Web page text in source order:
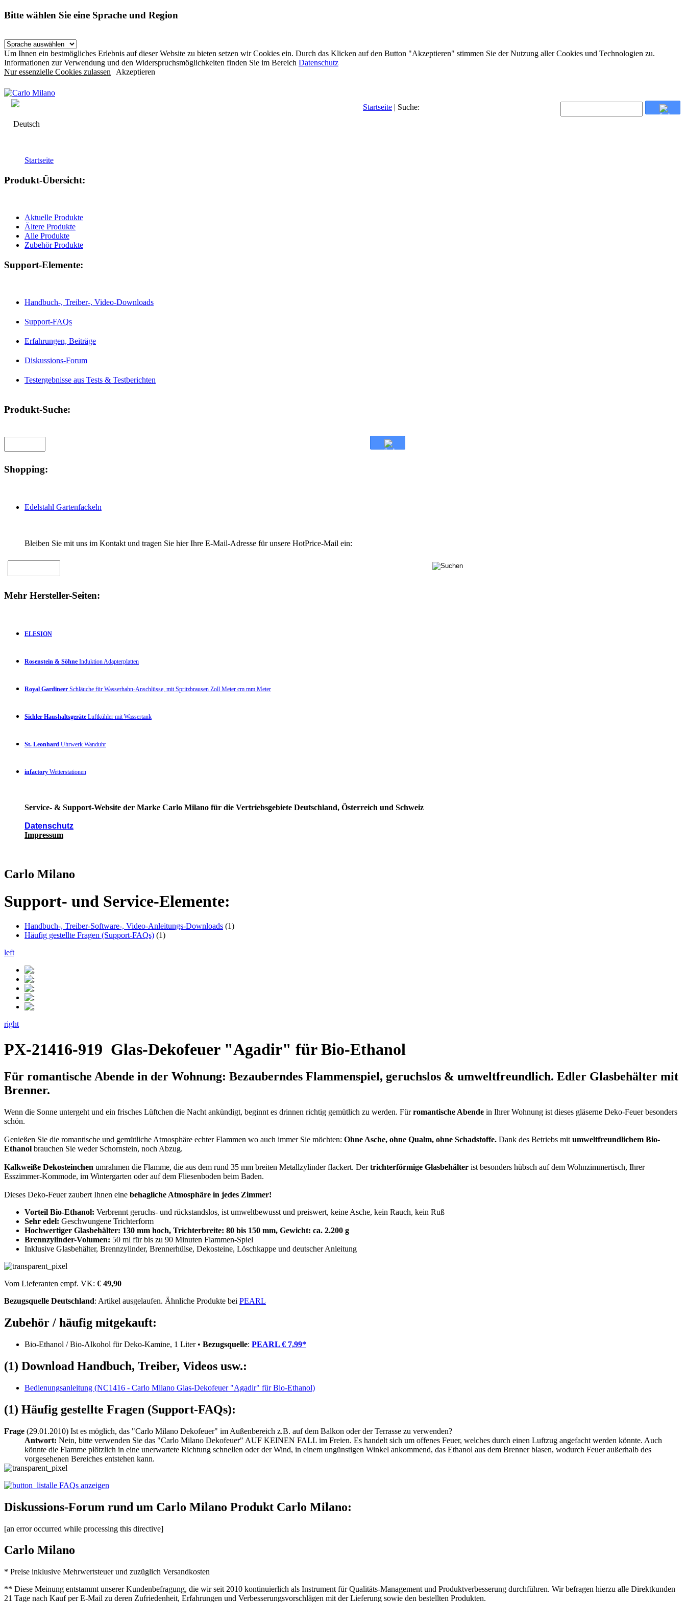
Bitte wählen Sie eine Sprache und Region
Um Ihnen ein bestmögliches Erlebnis auf dieser Website zu bieten setzen wir Cookies ein. Durch das Klicken auf den Button "Akzeptieren" stimmen Sie der Nutzung aller Cookies und Technologien zu.
Informationen zur Verwendung und den Widerspruchsmöglichkeiten finden Sie im Bereich Datenschutz
Nur essenzielle Cookies zulassen Akzeptieren
Deutsch
Startseite | Suche:
Startseite
Produkt-Übersicht:
Aktuelle Produkte
Ältere Produkte
Alle Produkte
Zubehör Produkte
Support-Elemente:
Handbuch-, Treiber-, Video-Downloads
Support-FAQs
Erfahrungen, Beiträge
Diskussions-Forum
Testergebnisse aus Tests & Testberichten
Produkt-Suche:
Shopping:
Edelstahl Gartenfackeln
Bleiben Sie mit uns im Kontakt und tragen Sie hier Ihre E-Mail-Adresse für unsere HotPrice-Mail ein:
Mehr Hersteller-Seiten:
ELESION
Rosenstein & Söhne Induktion Adapterplatten
Royal Gardineer Schläuche für Wasserhahn-Anschlüsse, mit Spritzbrausen Zoll Meter cm mm Meter
Sichler Haushaltsgeräte Luftkühler mit Wassertank
St. Leonhard Uhrwerk Wanduhr
infactory Wetterstationen
Service- & Support-Website der Marke Carlo Milano für die Vertriebsgebiete Deutschland, Österreich und Schweiz
Datenschutz
Impressum
Carlo Milano
Support- und Service-Elemente:
Handbuch-, Treiber-Software-, Video-Anleitungs-Downloads (1)
Häufig gestellte Fragen (Support-FAQs) (1)
left
right
PX-21416-919 Glas-Dekofeuer "Agadir" für Bio-Ethanol
Für romantische Abende in der Wohnung: Bezauberndes Flammenspiel, geruchslos & umweltfreundlich. Edler Glasbehälter mit
Brenner.
Wenn die Sonne untergeht und ein frisches Lüftchen die Nacht ankündigt, beginnt es drinnen richtig gemütlich zu werden. Fürromantische Abende in Ihrer Wohnung ist dieses gläserne Deko-Feuer besonders
schön.
Genießen Sie die romantische und gemütliche Atmosphäre echter Flammen wo auch immer Sie möchten: Ohne Asche, ohne Qualm, ohne Schadstoffe. Dank des Betriebs mit umweltfreundlichem Bio-
Ethanol brauchen Sie weder Schornstein, noch Abzug.
Kalkweiße Dekosteinchen umrahmen die Flamme, die aus dem rund 35 mm breiten Metallzylinder flackert. Dertrichterförmige Glasbehälter ist besonders hübsch auf dem Wohnzimmertisch, Ihrer
Esszimmer-Kommode, im Wintergarten oder auf dem Fliesenboden beim Baden.
Dieses Deko-Feuer zaubert Ihnen eine behagliche Atmosphäre in jedes Zimmer!
Vorteil Bio-Ethanol: Verbrennt geruchs- und rückstandslos, ist umweltbewusst und preiswert, keine Asche, kein Rauch, kein Ruß
Sehr edel: Geschwungene Trichterform
Hochwertiger Glasbehälter: 130 mm hoch, Trichterbreite: 80 bis 150 mm, Gewicht: ca. 2.200 g
Brennzylinder-Volumen: 50 ml für bis zu 90 Minuten Flammen-Spiel
Inklusive Glasbehälter, Brennzylinder, Brennerhülse, Dekosteine, Löschkappe und deutscher Anleitung
Vom Lieferanten empf. VK: € 49,90
Bezugsquelle Deutschland: Artikel ausgelaufen. Ähnliche Produkte bei PEARL
Zubehör / häufig mitgekauft:
Bio-Ethanol / Bio-Alkohol für Deko-Kamine, 1 Liter • Bezugsquelle: PEARL € 7,99*
(1) Download Handbuch, Treiber, Videos usw.:
Bedienungsanleitung (NC1416 - Carlo Milano Glas-Dekofeuer "Agadir" für Bio-Ethanol)
(1) Häufig gestellte Fragen (Support-FAQs):
Frage (29.01.2010) Ist es möglich, das "Carlo Milano Dekofeuer" im Außenbereich z.B. auf dem Balkon oder der Terrasse zu verwenden?
Antwort: Nein, bitte verwenden Sie das "Carlo Milano Dekofeuer" AUF KEINEN FALL im Freien. Es handelt sich um offenes Feuer, welches durch einen Luftzug angefacht werden könnte. Auch
könnte die Flamme plötzlich in eine unerwartete Richtung schnellen oder der Wind, in einem ungünstigen Winkel ankommend, das Ethanol aus dem Brenner blasen, wodurch Feuer außerhalb des
vorgesehenen Bereiches entstehen kann.
alle FAQs anzeigen
Diskussions-Forum rund um Carlo Milano Produkt Carlo Milano:
[an error occurred while processing this directive]
Carlo Milano
* Preise inklusive Mehrwertsteuer und zuzüglich Versandkosten
** Diese Meinung entstammt unserer Kundenbefragung, die wir seit 2010 kontinuierlich als Instrument für Qualitäts-Management und Produktverbesserung durchführen. Wir befragen hierzu alle Direktkunden
21 Tage nach Kauf per E-Mail zu deren Zufriedenheit, Erfahrungen und Verbesserungsvorschlägen mit der Lieferung sowie den bestellten Produkten.